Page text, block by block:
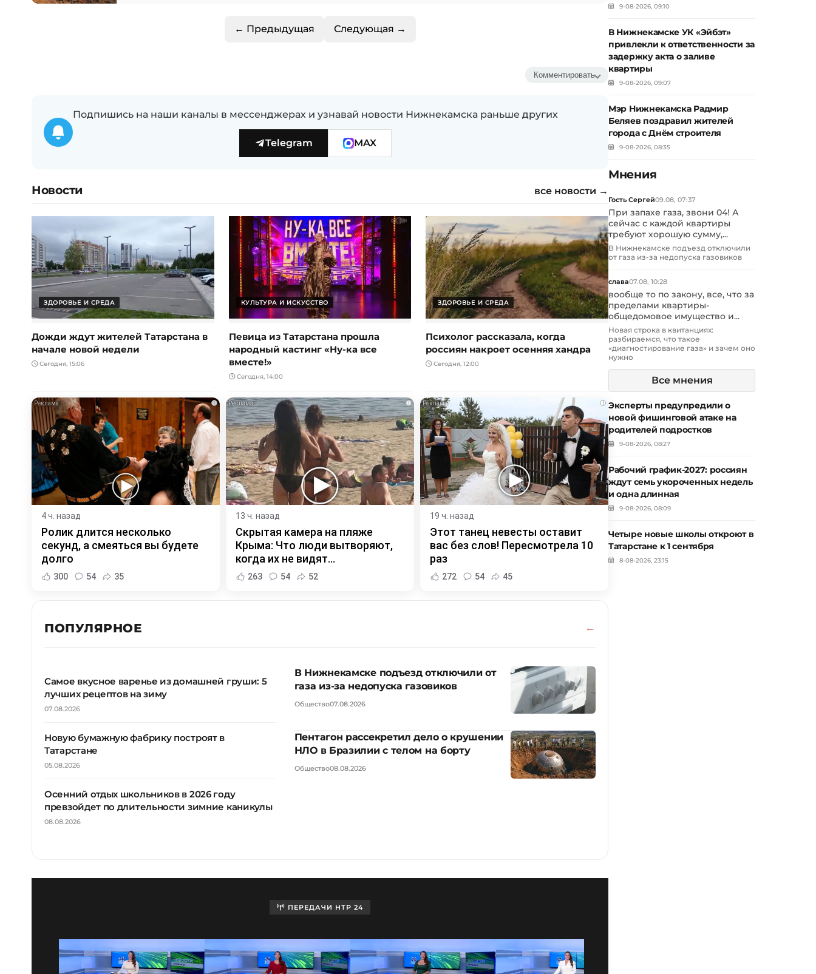
← Предыдущая Следующая →
Комментировать
Подпишись на наши каналы в мессенджерах и узнавай новости Нижнекамска раньше других
Telegram MAX
Новости все новости →
ЗДОРОВЬЕ И СРЕДА
Дожди ждут жителей Татарстана в
начале новой недели
Сегодня, 15:06
КУЛЬТУРА И ИСКУССТВО
Певица из Татарстана прошла
народный кастинг «Ну-ка все
вместе!»
Сегодня, 14:00
ЗДОРОВЬЕ И СРЕДА
Психолог рассказала, когда
россиян накроет осенняя хандра
Сегодня, 12:00
i
4 ч. назад
Ролик длится несколько
секунд, а смеяться вы будете
долго
300 54 35
i
13 ч. назад
Скрытая камера на пляже
Крыма: Что люди вытворяют,
когда их не видят...
263 54 52
i
19 ч. назад
Этот танец невесты оставит
вас без слов! Пересмотрела 10
раз
272 54 45
ПОПУЛЯРНОЕ
Самое вкусное варенье из домашней груши: 5
лучших рецептов на зиму
07.08.2026
Новую бумажную фабрику построят в
Татарстане
05.08.2026
Осенний отдых школьников в 2026 году
превзойдет по длительности зимние каникулы
08.08.2026
В Нижнекамске подъезд отключили от
газа из-за недопуска газовиков
Общество07.08.2026
Пентагон рассекретил дело о крушении
НЛО в Бразилии с телом на борту
Общество08.08.2026
ПЕРЕДАЧИ НТР 24
9-08-2026, 09:10
В Нижнекамске УК «Эйбэт»
привлекли к ответственности за
задержку акта о заливе
квартиры
9-08-2026, 09:07
Мэр Нижнекамска Радмир
Беляев поздравил жителей
города с Днём строителя
9-08-2026, 08:35
Мнения
Гость Сергей09.08, 07:37
При запахе газа, звони 04! А
сейчас с каждой квартиры
требуют хорошую сумму,...
В Нижнекамске подъезд отключили
от газа из-за недопуска газовиков
слава07.08, 10:28
вообще то по закону, все, что за
пределами квартиры-
общедомовое имущество и...
Новая строка в квитанциях:
разбираемся, что такое
«диагностирование газа» и зачем оно
нужно
Все мнения
Эксперты предупредили о
новой фишинговой атаке на
родителей подростков
9-08-2026, 08:27
Рабочий график-2027: россиян
ждут семь укороченных недель
и одна длинная
9-08-2026, 08:09
Четыре новые школы откроют в
Татарстане к 1 сентября
8-08-2026, 23:15